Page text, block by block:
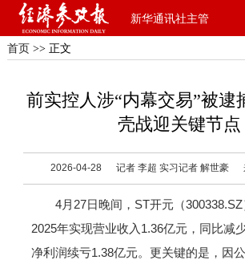
新华通讯社主管
首页 >> 正文
前实控人涉“内幕交易”被逮
壳战迎关键节点
2026-04-28 记者 李超 实习记者 解世豪
4月27日晚间，ST开元（300338.SZ
2025年实现营业收入1.36亿元，同比减
净利润续亏1.38亿元。更关键的是，因